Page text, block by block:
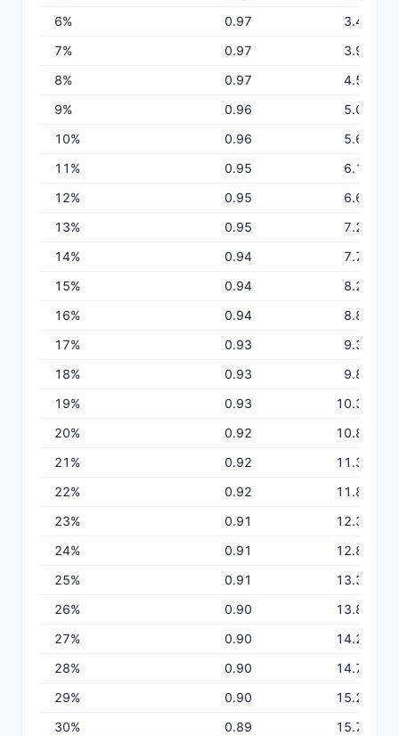
6% 0.97
3.43
7% 0.97
3.98
8% 0.97
4.53
9% 0.96
5.08
10% 0.96
5.62
11 % 0.95
6.16
12% 0.95
6.69
13% 0.95
7.23
14% 0.94
7.75
15% 0.94
8.28
16% 0.94
8.80
17% 0.93
9.31
18% 0.93
9.82
19% 0.93
10.33
20% 0.92
10.84
21 % 0.92
11.34
22% 0.92
11.84
23% 0.91
12.33
24% 0.91
12.83
25% 0.91
13.31
26% 0.90
13.80
27% 0.90
14.28
28% 0.90
14.76
29% 0.90
15.24
30% 0.89 15.71